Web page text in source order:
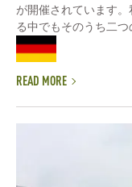
が開催されています
る中でもそのうち二つ
READ MORE